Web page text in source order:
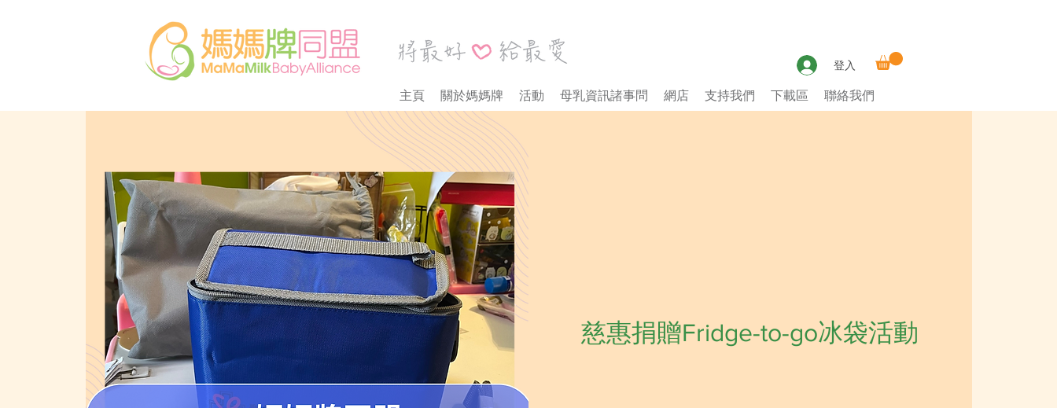
登入
主頁 關於媽媽牌 活動 母乳資訊諸事問 網店 支持我們 下載區 聯絡我們
慈惠捐贈Fridge-to-go冰袋活動